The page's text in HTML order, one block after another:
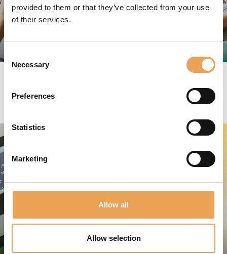
provided to them or that they’ve collected from your use
of their services.
Selection
Necessary
Preferences
Statistics
Marketing
Allow all
Allow selection